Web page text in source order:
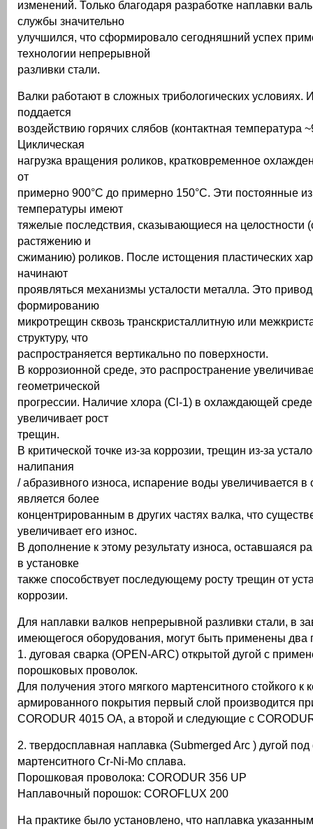
изменений. Только благодаря разработке наплавки
службы значительно
улучшился, что сформировало сегодняшний успех
технологии непрерывной
разливки стали.
Валки работают в сложных трибологических условиях.
поддается
воздействию горячих слябов (контактная температура
Циклическая
нагрузка вращения роликов, кратковременное
от
примерно 900°C до примерно 150°C. Эти постоянные
температуры имеют
тяжелые последствия, сказывающиеся на целостности
растяжению и
сжиманию) роликов. После истощения пластических
начинают
проявляться механизмы усталости металла. Это
формированию
микротрещин сквозь транскристаллитную или
структуру, что
распространяется вертикально по поверхности.
В коррозионной среде, это распространение
геометрической
прогрессии. Наличие хлора (Cl-1) в охлаждающей
увеличивает рост
трещин.
В критической точке из-за коррозии, трещин из-за
налипания
/ абразивного износа, испарение воды увеличивается в
является более
концентрированным в других частях валка, что
увеличивает его износ.
В дополнение к этому результату износа, оставшаяся
в установке
также способствует последующему росту трещин от
коррозии.
Для наплавки валков непрерывной разливки стали, в
имеющегося оборудования, могут быть применены два
1. дуговая сварка (OPEN-ARC) открытой дугой с
порошковых проволок.
Для получения этого мягкого мартенситного стойкого к
армированного покрытия первый слой производится
CORODUR 4015 OA, а второй и следующие с
2. твердосплавная наплавка (Submerged Arc ) дугой
мартенситного Cr-Ni-Mo сплава.
Порошковая проволока: CORODUR 356 UP
Наплавочный порошок: COROFLUX 200
На практике было установлено, что наплавка